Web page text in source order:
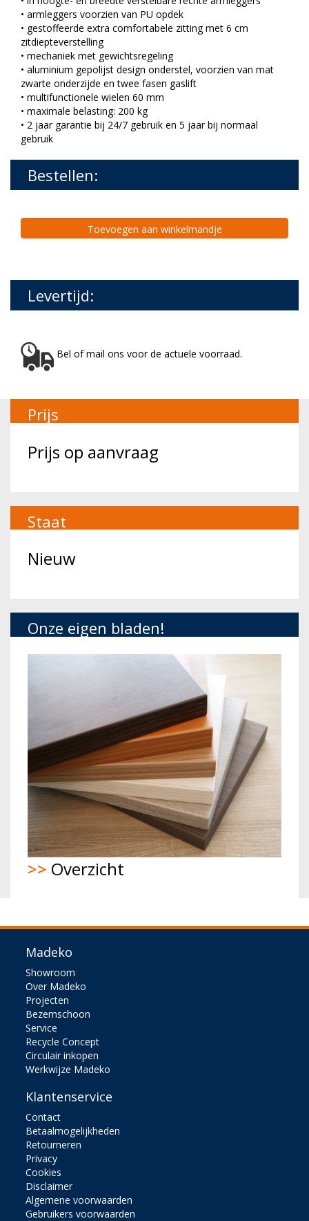
• armleggers voorzien van PU opdek
• gestoffeerde extra comfortabele zitting met 6 cm
zitdiepteverstelling
• mechaniek met gewichtsregeling
• aluminium gepolijst design onderstel, voorzien van mat
zwarte onderzijde en twee fasen gaslift
• multifunctionele wielen 60 mm
• maximale belasting: 200 kg
• 2 jaar garantie bij 24/7 gebruik en 5 jaar bij normaal
gebruik
Bestellen:
Toevoegen aan winkelmandje
Levertijd:
Bel of mail ons voor de actuele voorraad.
Prijs
Prijs op aanvraag
Staat
Nieuw
Onze eigen bladen!
>> Overzicht
Madeko
Showroom
Over Madeko
Projecten
Bezemschoon
Service
Recycle Concept
Circulair inkopen
Werkwijze Madeko
Klantenservice
Contact
Betaalmogelijkheden
Retourneren
Privacy
Cookies
Disclaimer
Algemene voorwaarden
Gebruikers voorwaarden